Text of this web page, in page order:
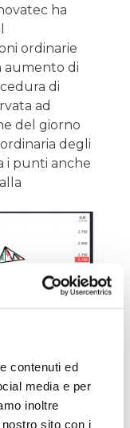
contenuti ed
media e per
inoltre
sito con i
ha
ordinarie
aumento di
di
ad
del giorno
degli
i punti anche
analizzare
nella lista
con un